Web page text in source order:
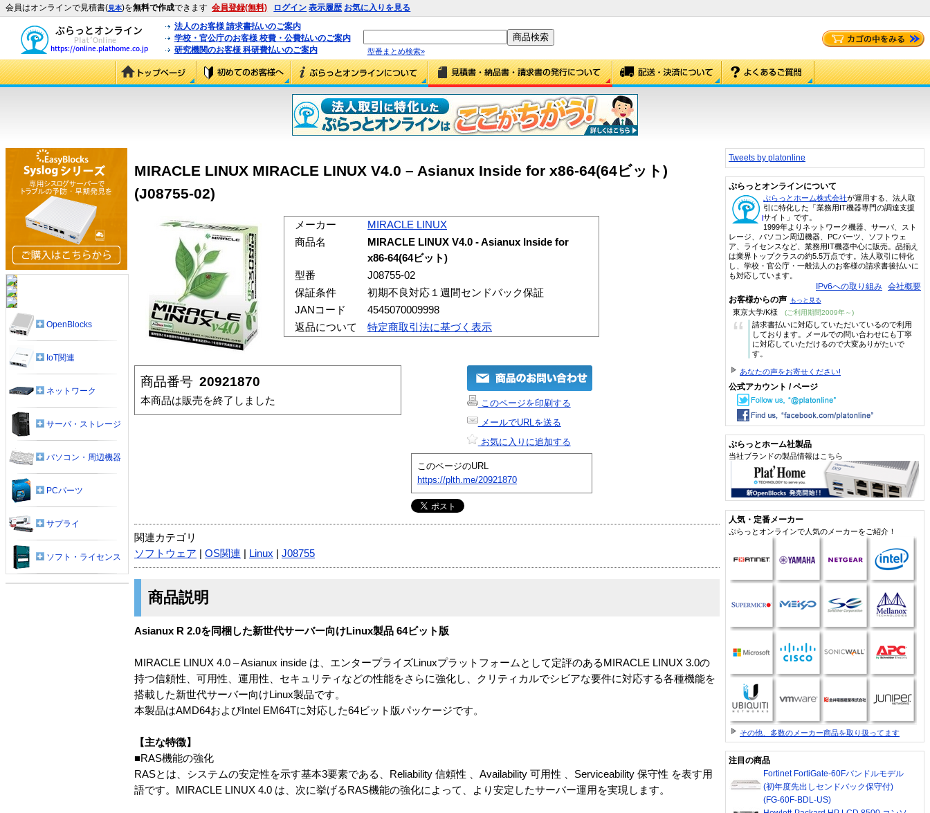
会員はオンラインで見積書(見本)を無料で作成できます 会員登録(無料) ログイン 表示履歴 お気に入りを見る
法人のお客様 請求書払いのご案内
学校・官公庁のお客様 校費・公費払いのご案内
研究機関のお客様 科研費払いのご案内
型番まとめ検索»
MIRACLE LINUX MIRACLE LINUX V4.0 – Asianux Inside for x86-64(64ビット)
(J08755-02)
メーカー
MIRACLE LINUX
商品名
MIRACLE LINUX V4.0 - Asianux Inside for
x86-64(64ビット)
型番
J08755-02
保証条件
初期不良対応１週間センドバック保証
JANコード
4545070009998
返品について
特定商取引法に基づく表示
商品番号 20921870
本商品は販売を終了しました
このページを印刷する
メールでURLを送る
お気に入りに追加する
このページのURL
https://plth.me/20921870
関連カテゴリ
ソフトウェア
OS関連 Linux J08755
商品説明
Asianux R 2.0を同梱した新世代サーバー向けLinux製品 64ビット版
MIRACLE LINUX 4.0 – Asianux inside は、エンタープライズLinuxプラットフォームとして定評のあるMIRACLE LINUX 3.0の
持つ信頼性、可用性、運用性、セキュリティなどの性能をさらに強化し、クリティカルでシビアな要件に対応する各種機能を
搭載した新世代サーバー向けLinux製品です。
本製品はAMD64およびIntel EM64Tに対応した64ビット版パッケージです。
【主な特徴】
■RAS機能の強化
RASとは、システムの安定性を示す基本3要素である、Reliability 信頼性 、Availability 可用性 、Serviceability 保守性 を表す用
語です。MIRACLE LINUX 4.0 は、次に挙げるRAS機能の強化によって、より安定したサーバー運用を実現します。
OpenBlocks
IoT関連
ネットワーク
サーバ・ストレージ
パソコン・周辺機器
PCパーツ
サプライ
ソフト・ライセンス
Tweets by platonline
ぷらっとオンラインについて
ぷらっとホーム株式会社が運用する、法人取
引に特化した「業務用IT機器専門の調達支援
サイト」です。
1999年よりネットワーク機器、サーバ、スト
レージ、パソコン周辺機器、PCパーツ、ソフトウェ
ア、ライセンスなど、業務用IT機器中心に販売。品揃え
は業界トップクラスの約5.5万点です。法人取引に特化
し、学校・官公庁・一般法人のお客様の請求書後払いに
も対応しています。
IPv6への取り組み 会社概要
お客様からの声 もっと見る
東京大学/K様 (ご利用期間2009年～)
“
請求書払いに対応していただいているので利用
しております。メールでの問い合わせにも丁寧
に対応していただけるので大変ありがたいで
す。
あなたの声をお寄せください!
公式アカウント / ページ
ぷらっとホーム社製品
当社ブランドの製品情報はこちら
人気・定番メーカー
ぷらっとオンラインで人気のメーカーをご紹介！
その他、多数のメーカー商品を取り扱ってます
注目の商品
Fortinet FortiGate-60Fバンドルモデル
(初年度先出しセンドバック保守付)
(FG-60F-BDL-US)